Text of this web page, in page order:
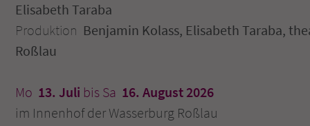
Elisabeth Taraba
Produktion Benjamin Kolass, Elisabeth Taraba,
Roßlau
Mo 13. Juli bis Sa 16. August 2026
im Innenhof der Wasserburg Roßlau